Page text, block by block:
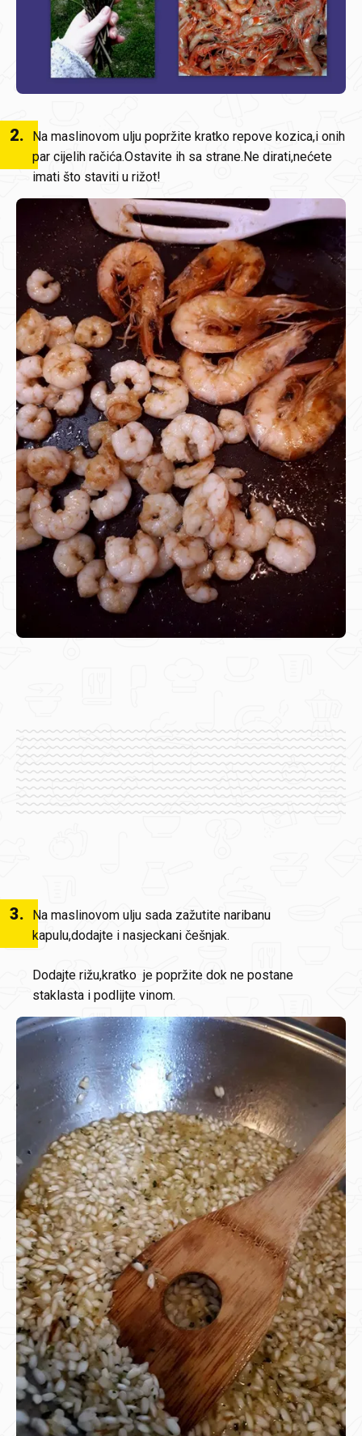
2.
Na maslinovom ulju popržite kratko repove kozica,i onih
par cijelih račića.Ostavite ih sa strane.Ne dirati,nećete
imati što staviti u rižot!
3.
Na maslinovom ulju sada zažutite naribanu
kapulu,dodajte i nasjeckani češnjak.
Dodajte rižu,kratko je popržite dok ne postane
staklasta i podlijte vinom.